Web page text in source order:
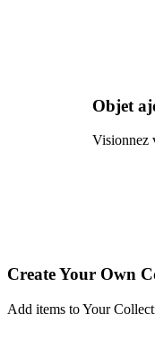
Objet
Visionnez
Create Your Own
Add items to Your